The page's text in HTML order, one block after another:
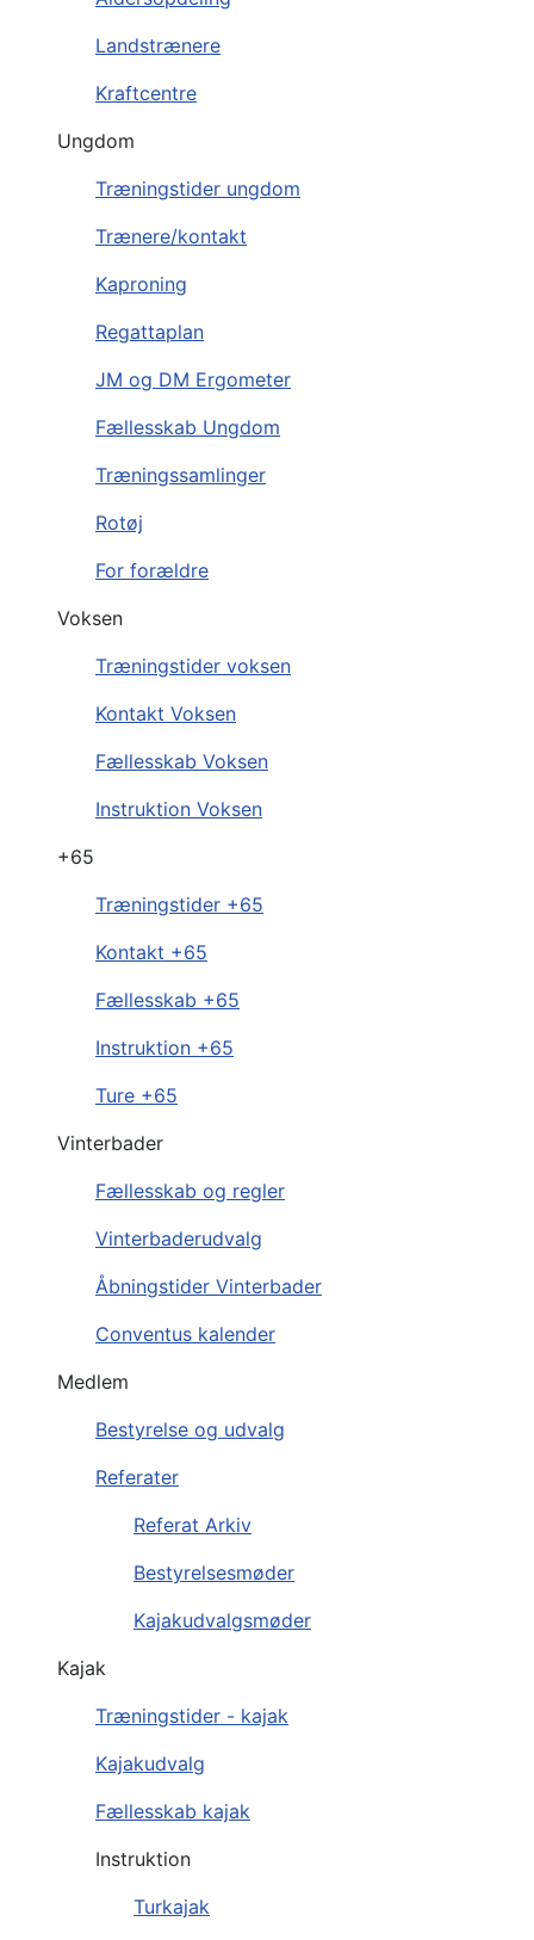
Landstrænere
Kraftcentre
Ungdom
Træningstider ungdom
Trænere/kontakt
Kaproning
Regattaplan
JM og DM Ergometer
Fællesskab Ungdom
Træningssamlinger
Rotøj
For forældre
Voksen
Træningstider voksen
Kontakt Voksen
Fællesskab Voksen
Instruktion Voksen
+65
Træningstider +65
Kontakt +65
Fællesskab +65
Instruktion +65
Ture +65
Vinterbader
Fællesskab og regler
Vinterbaderudvalg
Åbningstider Vinterbader
Conventus kalender
Medlem
Bestyrelse og udvalg
Referater
Referat Arkiv
Bestyrelsesmøder
Kajakudvalgsmøder
Kajak
Træningstider - kajak
Kajakudvalg
Fællesskab kajak
Instruktion
Turkajak